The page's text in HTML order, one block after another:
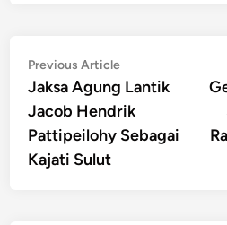
Post
navigation
Previous ArticlePrevious
article:
Jaksa Agung Lantik
Jacob Hendrik
Pattipeilohy Sebagai
Kajati Sulut